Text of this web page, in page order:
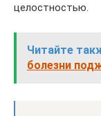
целостностью.
Читайте
болезни